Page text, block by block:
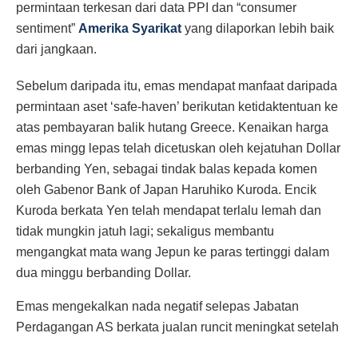
permintaan terkesan dari data PPI dan “consumer
sentiment” Amerika Syarikatyang dilaporkan lebih baik
dari jangkaan.
Sebelum daripada itu, emas mendapat manfaat daripada
permintaan aset ‘safe-haven’ berikutan ketidaktentuan ke
atas pembayaran balik hutang Greece. Kenaikan harga
emas mingg lepas telah dicetuskan oleh kejatuhan Dollar
berbanding Yen, sebagai tindak balas kepada komen
oleh Gabenor Bank of Japan Haruhiko Kuroda. Encik
Kuroda berkata Yen telah mendapat terlalu lemah dan
tidak mungkin jatuh lagi; sekaligus membantu
mengangkat mata wang Jepun ke paras tertinggi dalam
dua minggu berbanding Dollar.
Emas mengekalkan nada negatif selepas Jabatan
Perdagangan AS berkata jualan runcit meningkat setelah